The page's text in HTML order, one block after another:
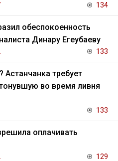
134
обеспокоенность
Динару Егеубаеву
133
Астанчанка требует
во время ливня
133
оплачивать
129